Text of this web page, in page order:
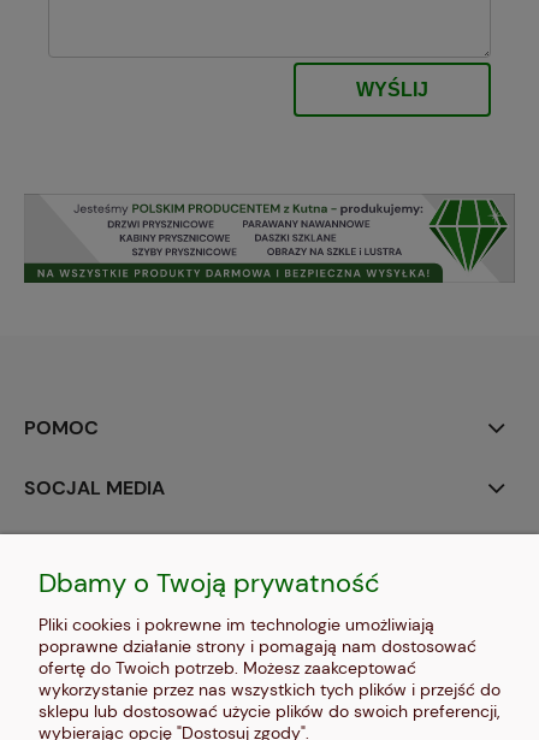
WYŚLIJ
POMOC
SOCJAL MEDIA
INFORMACJE
O NAS
Dbamy o Twoją prywatność
Pliki cookies i pokrewne im technologie umożliwiają
poprawne działanie strony i pomagają nam dostosować
ofertę do Twoich potrzeb. Możesz zaakceptować
wykorzystanie przez nas wszystkich tych plików i przejść do
sklepu lub dostosować użycie plików do swoich preferencji,
wybierając opcję "Dostosuj zgody".